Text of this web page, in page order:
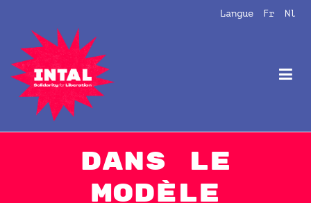
Langue Fr Nl
Intal
Globalize Solidarity!
Dans le
modèle